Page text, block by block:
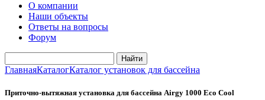
О компании
Наши объекты
Ответы на вопросы
Форум
ГлавнаяКаталогКаталог установок для бассейна
Приточно-вытяжная установка для бассейна Airgy 1000 Eco Cool